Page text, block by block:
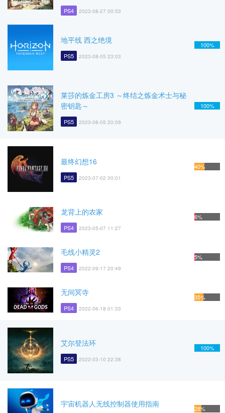
PS4 2023-08-27 00:53
地平线 西之绝境
PS5 2023-08-05 23:03
100%
莱莎的炼金工房3 ～终结之炼金术士与秘
密钥匙～
PS5 2023-08-05 20:09
100%
最终幻想16
PS5 2023-07-02 00:01
40%
龙背上的农家
PS4 2023-05-07 11:27
6%
毛线小精灵2
PS4 2022-09-17 20:49
5%
无间冥寺
PS4 2022-06-18 01:33
35%
艾尔登法环
PS5 2022-03-10 22:38
100%
宇宙机器人无线控制器使用指南 28%